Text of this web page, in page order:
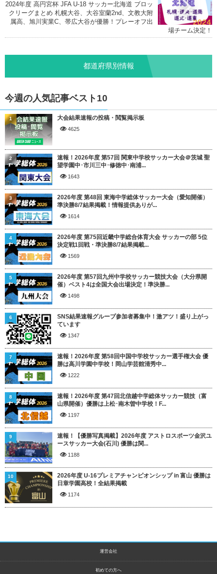
2024年度 高円宮杯 JFA U-18 サッカー北海道 ブロッ
クリーグまとめ 札幌大谷、大谷室蘭2nd、文教大附
属高、旭川実業C、帯広大谷が優勝！プレーオフ出
場チーム決定！
都道府県別情報
今週の人気記事ベスト10
大会結果速報の投稿・閲覧掲示板
4625
1
速報！2026年度 第57回 関東中学校サッカー大会＠茨城 聖
望学園中･市川三中･修徳中･南浦...
1643
2
2026年度 第48回 東海中学総体サッカー大会（愛知開催）
準決勝8/7結果掲載！情報提供ありが...
1614
3
2026年度 第75回近畿中学総合体育大会 サッカーの部 5位
決定戦1回戦・準決勝8/7結果掲載...
1569
4
2026年度 第57回九州中学校サッカー競技大会（大分県開
催）ベスト4は全国大会出場決定！準決勝...
1498
5
SNS結果速報グループ参加者募集中！激アツ！盛り上がっ
ています
1347
6
速報！2026年度 第58回中国中学校サッカー選手権大会 優
勝は高川学園中学校！岡山学芸館清秀中...
1222
7
速報！2026年度 第47回北信越中学総体サッカー競技（富
山県開催）優勝は上松･南木曽中学校！F...
1197
8
速報！【優勝写真掲載】2026年度 アストロスポーツ金沢ユ
ースサッカー大会(石川) 優勝は関...
1188
9
2026年度 U-16プレミアチャンピオンシップ in 富山 優勝は
日章学園高校！全結果掲載
1174
10
運営会社
初めての方へ